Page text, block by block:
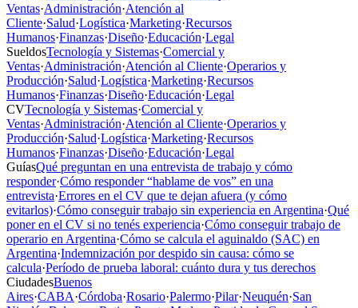
Ventas·Administración·Atención al
Cliente·Salud·Logística·Marketing·Recursos
Humanos·Finanzas·Diseño·Educación·Legal
SueldosTecnología y Sistemas·Comercial y
Ventas·Administración·Atención al Cliente·Operarios y
Producción·Salud·Logística·Marketing·Recursos
Humanos·Finanzas·Diseño·Educación·Legal
CVTecnología y Sistemas·Comercial y
Ventas·Administración·Atención al Cliente·Operarios y
Producción·Salud·Logística·Marketing·Recursos
Humanos·Finanzas·Diseño·Educación·Legal
GuíasQué preguntan en una entrevista de trabajo y cómo
responder·Cómo responder “hablame de vos” en una
entrevista·Errores en el CV que te dejan afuera (y cómo
evitarlos)·Cómo conseguir trabajo sin experiencia en Argentina·Qué
poner en el CV si no tenés experiencia·Cómo conseguir trabajo de
operario en Argentina·Cómo se calcula el aguinaldo (SAC) en
Argentina·Indemnización por despido sin causa: cómo se
calcula·Período de prueba laboral: cuánto dura y tus derechos
CiudadesBuenos
Aires·CABA·Córdoba·Rosario·Palermo·Pilar·Neuquén·San